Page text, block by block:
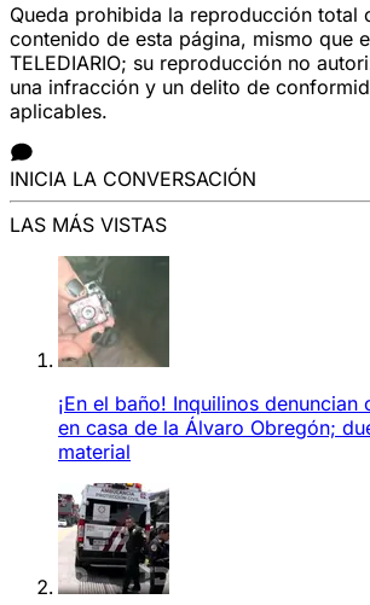
Queda prohibida la reproducción total
contenido de esta página, mismo que
TELEDIARIO; su reproducción no
una infracción y un delito de
aplicables.
INICIA LA CONVERSACIÓN
LAS MÁS VISTAS
¡En el baño! Inquilinos denuncian
en casa de la Álvaro Obregón;
material